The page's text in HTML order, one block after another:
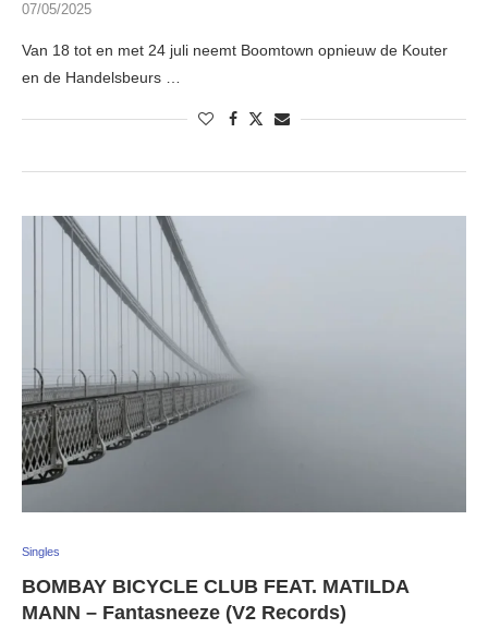
07/05/2025
Van 18 tot en met 24 juli neemt Boomtown opnieuw de Kouter
en de Handelsbeurs …
Singles
BOMBAY BICYCLE CLUB FEAT. MATILDA
MANN – Fantasneeze (V2 Records)